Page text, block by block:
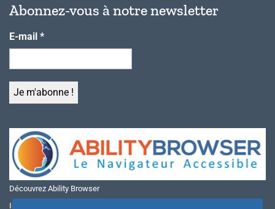
Abonnez-vous à notre newsletter
E-mail *
Découvrez Ability Browser
Installer Ability Browser sur Windows